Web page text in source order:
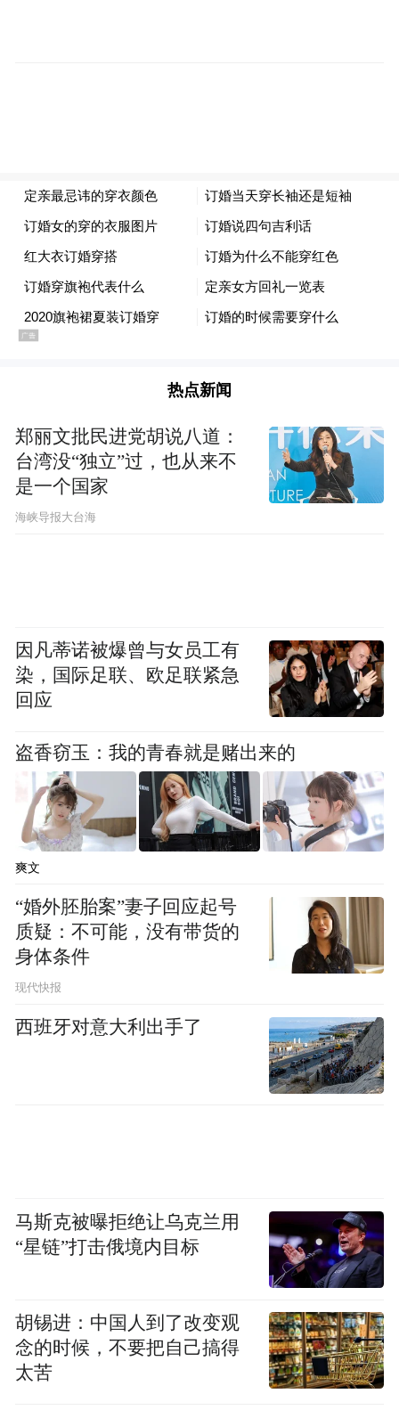
授牌
现场，南昌市为十家境外旅行商授予“全球推
广合作伙伴”称号。对接会还为境内外旅行商
与江西旅行社搭建了业内对接的平台。通过
面对面的沟通交流，双方将进一步深化合
将积极落实相关政策，充分依托240小时过境
免签等政策红利，与境外旅行商开展深度合
作。
热点新闻
郑丽文批民进党胡说八道：
台湾没“独立”过，也从来不
是一个国家
​海峡导报大台海
因凡蒂诺被爆曾与女员工有
染，国际足联、欧足联紧急
回应
盗香窃玉：我的青春就是赌出来的
爽文
“婚外胚胎案”妻子回应起号
质疑：不可能，没有带货的
身体条件
现代快报
西班牙对意大利出手了
马斯克被曝拒绝让乌克兰用
“星链”打击俄境内目标
胡锡进：中国人到了改变观
念的时候，不要把自己搞得
太苦